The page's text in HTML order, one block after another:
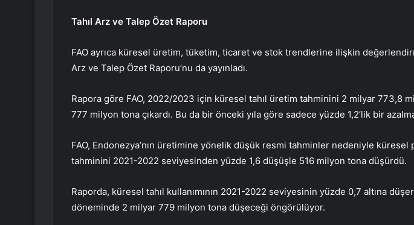
Tahıl Arz ve Talep Özet Raporu
FAO ayrıca küresel üretim, tüketim, ticaret ve stok trendlerine ilişkin
Arz ve Talep Özet Raporu’nu da yayınladı.
Rapora göre FAO, 2022/2023 için küresel tahıl üretim tahminini 2 milyar 773,8
777 milyon tona çıkardı. Bu da bir önceki yıla göre sadece yüzde 1,2’lik bir
FAO, Endonezya’nın üretimine yönelik düşük resmi tahminler nedeniyle küresel
tahminini 2021-2022 seviyesinden yüzde 1,6 düşüşle 516 milyon tona düşürdü.
Raporda, küresel tahıl kullanımının 2021-2022 seviyesinin yüzde 0,7 altına
döneminde 2 milyar 779 milyon tona düşeceği öngörülüyor.